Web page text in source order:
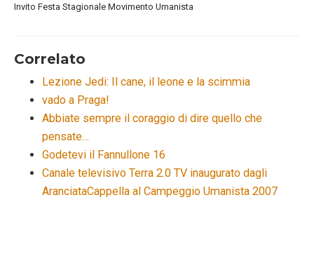
Invito Festa Stagionale Movimento Umanista
Correlato
Lezione Jedi: Il cane, il leone e la scimmia
vado a Praga!
Abbiate sempre il coraggio di dire quello che
pensate…
Godetevi il Fannullone 16
Canale televisivo Terra 2.0 TV inaugurato dagli
AranciataCappella al Campeggio Umanista 2007